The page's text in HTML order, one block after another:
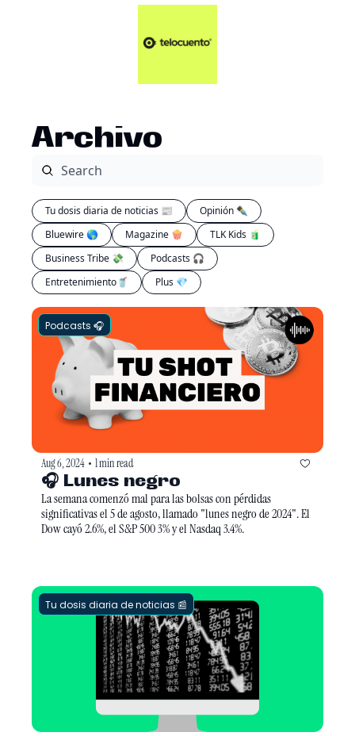
Artículos 📑
Plus 💎
Archivo
Tu dosis diaria de noticias 📰
Opinión ✒️
Bluewire 🌎
Magazine 🍿
TLK Kids 🧃
Business Tribe 💸
Podcasts 🎧
Entretenimiento🥤
Plus 💎
Podcasts 🎧
Aug 6, 2024 • 1 min read
🎧 Lunes negro
La semana comenzó mal para las bolsas con pérdidas
significativas el 5 de agosto, llamado "lunes negro de 2024". El
Dow cayó 2.6%, el S&P 500 3% y el Nasdaq 3.4%.
Tu dosis diaria de noticias 📰